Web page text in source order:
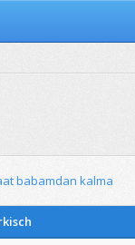
babamdan kalma